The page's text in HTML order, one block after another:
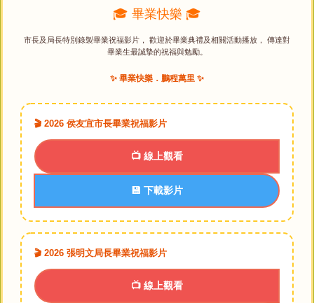
🎓 畢業快樂 🎓
市長及局長特別錄製畢業祝福影片， 歡迎於畢業典禮及相關活動播放， 傳達對
畢業生最誠摯的祝福與勉勵。
✨ 畢業快樂．鵬程萬里 ✨
🎬 2026 侯友宜市長畢業祝福影片
📺 線上觀看
💾 下載影片
🎬 2026 張明文局長畢業祝福影片
📺 線上觀看